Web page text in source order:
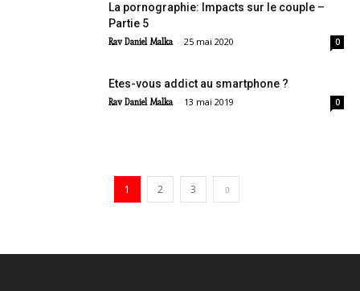
La pornographie: Impacts sur le couple –
Partie 5
Rav Daniel Malka - 25 mai 2020 0
Etes-vous addict au smartphone ?
Rav Daniel Malka - 13 mai 2019 0
1 2 3